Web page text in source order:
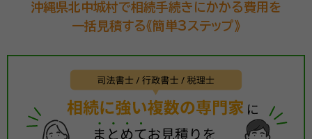
沖縄県北中城村で相続手続きにかかる費用を
一括見積する《簡単3ステップ》